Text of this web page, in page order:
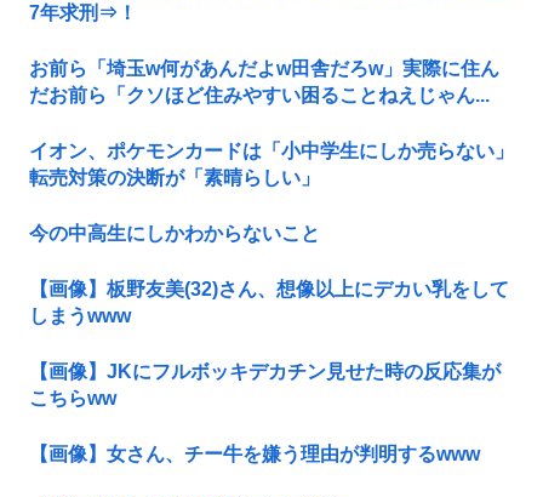
7年求刑⇒！
お前ら「埼玉w何があんだよw田舎だろw」実際に住ん
だお前ら「クソほど住みやすい困ることねえじゃん...
イオン、ポケモンカードは「小中学生にしか売らない」
転売対策の決断が「素晴らしい」
今の中高生にしかわからないこと
【画像】板野友美(32)さん、想像以上にデカい乳をして
しまうwww
【画像】JKにフルボッキデカチン見せた時の反応集が
こちらww
【画像】女さん、チー牛を嫌う理由が判明するwww